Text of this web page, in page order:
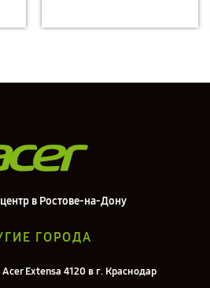
в Ростове-на-Дону
ГОРОДА
Extensa 4120 в г. Краснодар